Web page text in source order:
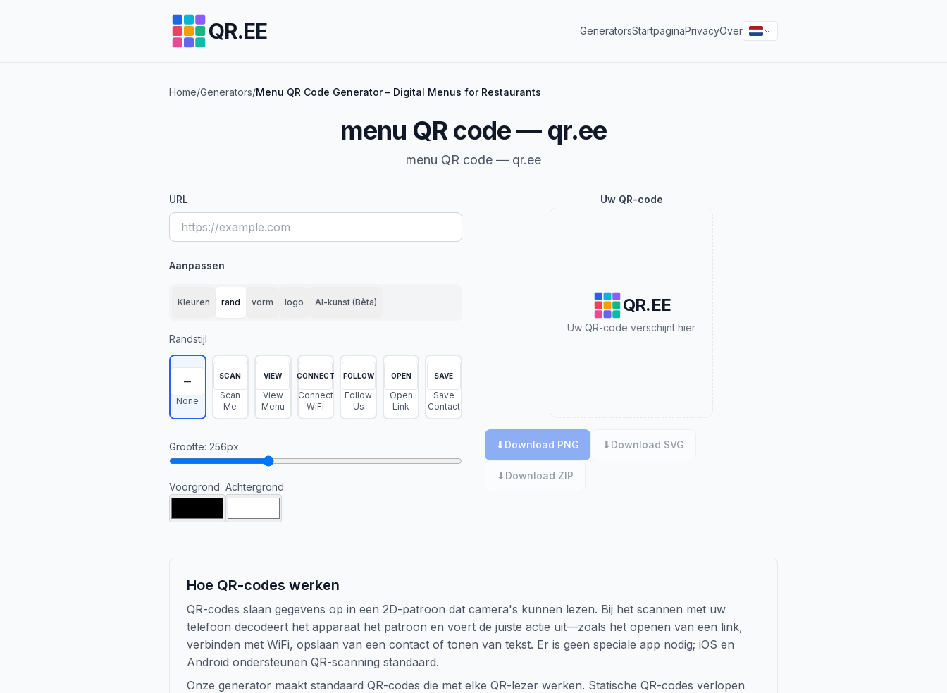
QR.EE GeneratorsStartpaginaPrivacyOver
Home/Generators/Menu QR Code Generator – Digital Menus for Restaurants
menu QR code — qr.ee
menu QR code — qr.ee
URL
Aanpassen
Kleuren rand vorm logo AI-kunst (Bèta)
Randstijl
—
None
SCAN
Scan
Me
VIEW
View
Menu
CONNECT
Connect
WiFi
FOLLOW
Follow
Us
OPEN
Open
Link
SAVE
Save
Contact
Grootte: 256px
Voorgrond Achtergrond
Uw QR-code
QR.EE
Uw QR-code verschijnt hier
⬇ Download PNG ⬇ Download SVG
⬇ Download ZIP
Hoe QR-codes werken
QR-codes slaan gegevens op in een 2D-patroon dat camera's kunnen lezen. Bij het scannen met uw
telefoon decodeert het apparaat het patroon en voert de juiste actie uit—zoals het openen van een link,
verbinden met WiFi, opslaan van een contact of tonen van tekst. Er is geen speciale app nodig; iOS en
Android ondersteunen QR-scanning standaard.
Onze generator maakt standaard QR-codes die met elke QR-lezer werken. Statische QR-codes verlopen